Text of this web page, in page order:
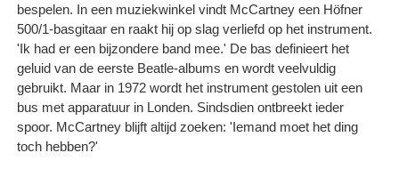
bespelen. In een muziekwinkel vindt McCartney een Höfner
500/1-basgitaar en raakt hij op slag verliefd op het instrument.
'Ik had er een bijzondere band mee.' De bas definieert het
geluid van de eerste Beatle-albums en wordt veelvuldig
gebruikt. Maar in 1972 wordt het instrument gestolen uit een
bus met apparatuur in Londen. Sindsdien ontbreekt ieder
spoor. McCartney blijft altijd zoeken: 'Iemand moet het ding
toch hebben?'